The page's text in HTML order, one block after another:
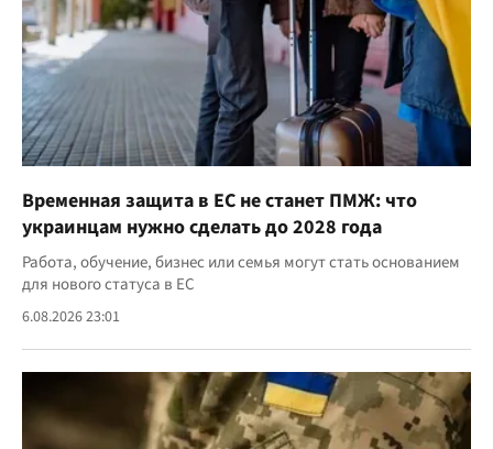
Временная защита в ЕС не станет ПМЖ: что
украинцам нужно сделать до 2028 года
Работа, обучение, бизнес или семья могут стать основанием
для нового статуса в ЕС
6.08.2026 23:01